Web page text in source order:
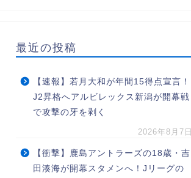
最近の投稿
【速報】若月大和が年間15得点宣言！
J2昇格へアルビレックス新潟が開幕戦
で攻撃の牙を剥く
2026年8月7日
【衝撃】鹿島アントラーズの18歳・吉
田湊海が開幕スタメンへ！Jリーグの